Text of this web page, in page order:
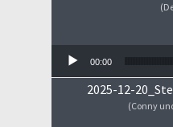
00:00
2025-12-
(Conny